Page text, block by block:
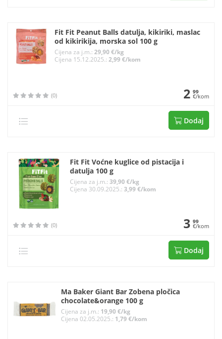
Fit Fit Peanut Balls datulja, kikiriki, maslac
od kikirikija, morska sol 100 g
Cijena za j.m.: 29,90 €/kg
Cijena 15.12.2025.: 2,99 €/kom
(0) 2 99
€/kom
Dodaj
Fit Fit Voćne kuglice od pistacija i
datulja 100 g
Cijena za j.m.: 39,90 €/kg
Cijena 30.09.2025.: 3,99 €/kom
(0) 3 99
€/kom
Dodaj
Ma Baker Giant Bar Zobena pločica
chocolate&orange 100 g
Cijena za j.m.: 19,90 €/kg
Cijena 02.05.2025.: 1,79 €/kom